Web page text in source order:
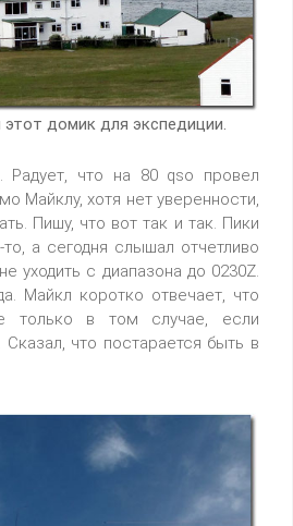
этот домик для экспедиции.
Радует, что на 80 qso провел
Майклу, хотя нет уверенности,
Пишу, что вот так и так. Пики
то, а сегодня слышал отчетливо
уходить с диапазона до 0230Z.
Майкл коротко отвечает, что
только в том случае, если
Сказал, что постарается быть в